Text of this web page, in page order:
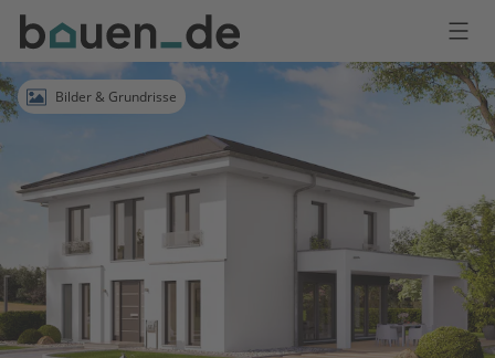
Bauen
Logo
AnmeldenBilder & Grundrisse